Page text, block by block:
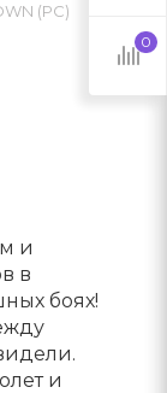
0
(PC)
и
в
боях!
и